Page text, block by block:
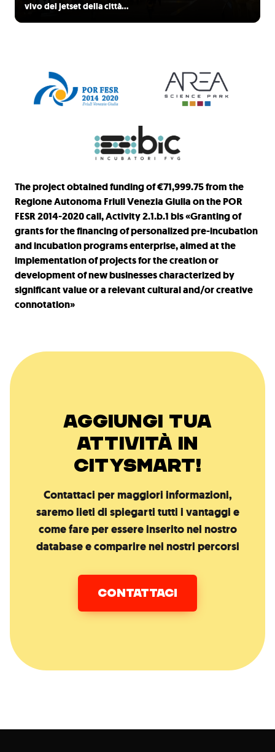
vivo del jetset della città…
The project obtained funding of €71,999.75 from the
Regione Autonoma Friuli Venezia Giulia on the POR
FESR 2014-2020 call, Activity 2.1.b.1 bis «Granting of
grants for the financing of personalized pre-incubation
and incubation programs enterprise, aimed at the
implementation of projects for the creation or
development of new businesses characterized by
significant value or a relevant cultural and/or creative
connotation»
AGGIUNGI TUA
ATTIVITÀ IN
CITYSMART!
Contattaci per maggiori informazioni,
saremo lieti di spiegarti tutti i vantaggi e
come fare per essere inserito nel nostro
database e comparire nei nostri percorsi
CONTATTACI